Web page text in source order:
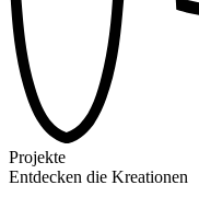
Projekte
Entdecken die Kreationen